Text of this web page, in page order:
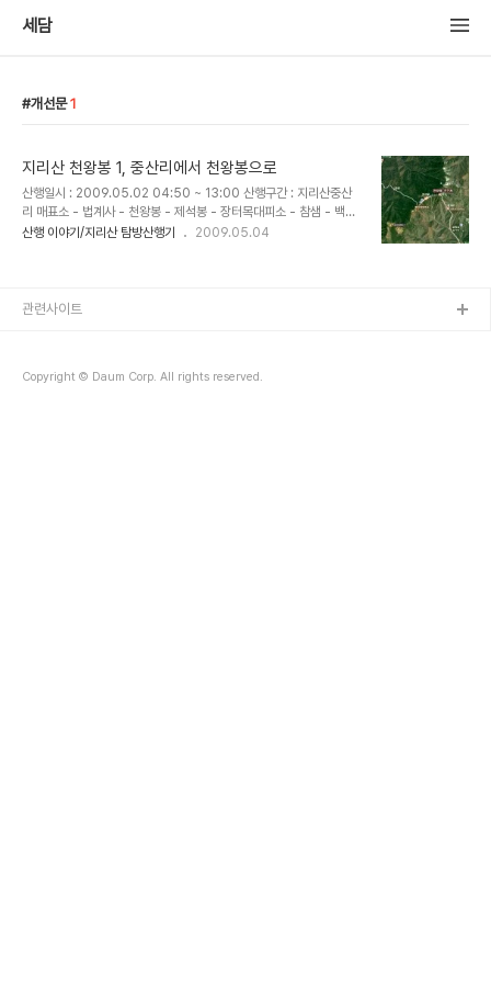
세담
개선문 1
지리산 천왕봉 1, 중산리에서 천왕봉으로
산행일시 : 2009.05.02 04:50 ~ 13:00 산행구간 : 지리산중산
리 매표소 - 법계사 - 천왕봉 - 제석봉 - 장터목대피소 - 참샘 - 백무
동날머리 참가인원 : 세담 1인 산행 - 모처럼 연휴가 시작되어 05월
에서 새벽 04시50분에 천왕봉을 향해 출발한다. 새벽시간 탐방지원
산행 이야기/지리산 탐방산행기 2009.05.04
Copyright © Daum Corp. All rights reserved.
관련사이트